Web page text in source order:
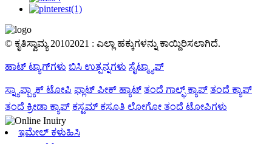
© ಕೃತಿಸ್ವಾಮ್ಯ 20102021 : ಎಲ್ಲಾ ಹಕ್ಕುಗಳನ್ನು ಕಾಯ್ದಿರಿಸಲಾಗಿದೆ.
ಹಾಟ್ ಟ್ಯಾಗ್‌ಗಳು ಬಿಸಿ ಉತ್ಪನ್ನಗಳು ಸೈಟ್ಮ್ಯಾಪ್
ಸ್ನ್ಯಾಪ್ಬ್ಯಾಕ್ ಟೋಪಿ ಫ್ಲಾಟ್ ಪೀಕ್ ಹ್ಯಾಟ್ ತಂದೆ ಗಾಲ್ಫ್ ಕ್ಯಾಪ್ ತಂದೆ ಕ್ಯಾಪ್
ತಂದೆ ಕ್ರೀಡಾ ಕ್ಯಾಪ್ ಕಸ್ಟಮ್ ಕಸೂತಿ ಲೋಗೋ ತಂದೆ ಟೋಪಿಗಳು
ಇಮೇಲ್ ಕಳುಹಿಸಿ